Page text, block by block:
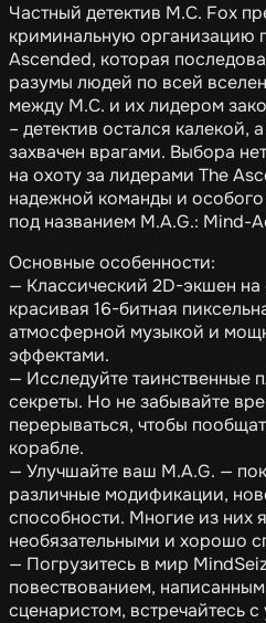
Частный детектив M.C. Fox
криминальную организацию
Ascended, которая
разумы людей по всей
между M.C. и их лидером
– детектив остался калекой,
захвачен врагами. Выбора
на охоту за лидерами The
надежной команды и
под названием M.A.G.: Mind-
Основные особенности:
— Классический 2D-экшен
красивая 16-битная
атмосферной музыкой и
эффектами.
— Исследуйте таинственные
секреты. Но не забывайте
перерываться, чтобы
корабле.
— Улучшайте ваш M.A.G. —
различные модификации,
способности. Многие из них
необязательными и хорошо
— Погрузитесь в мир
повествованием,
сценаристом, встречайтесь